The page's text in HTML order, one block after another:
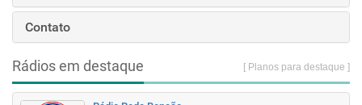
Contato
Rádios em destaque [ Planos para destaque ]